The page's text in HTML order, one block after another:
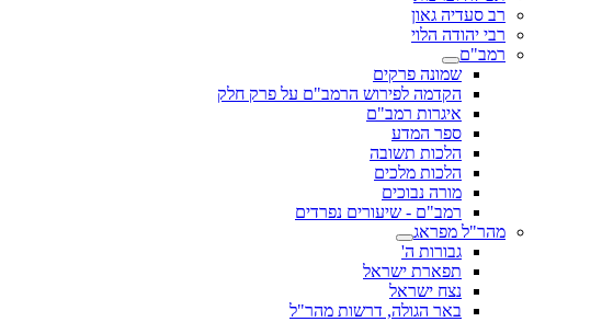
רב סעדיה גאון
רבי יהודה הלוי
רמב"ם
שמונה פרקים
הקדמה לפירוש הרמב"ם על פרק חלק
איגרות רמב"ם
ספר המדע
הלכות תשובה
הלכות מלכים
מורה נבוכים
רמב"ם - שיעורים נפרדים
מהר"ל מפראג
גבורות ה'
תפארת ישראל
נצח ישראל
באר הגולה, דרשות מהר"ל